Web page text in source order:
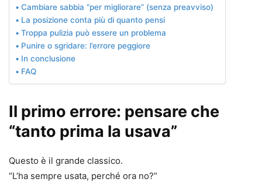
Cambiare sabbia “per migliorare” (senza preavviso)
La posizione conta più di quanto pensi
Troppa pulizia può essere un problema
Punire o sgridare: l’errore peggiore
In conclusione
FAQ
Il primo errore: pensare che
“tanto prima la usava”
Questo è il grande classico.
“L’ha sempre usata, perché ora no?”